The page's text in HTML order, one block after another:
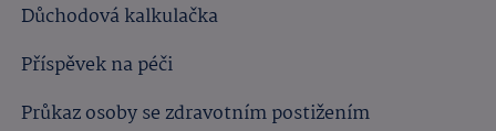
Důchodová kalkulačka
Příspěvek na péči
Průkaz osoby se zdravotním postižením